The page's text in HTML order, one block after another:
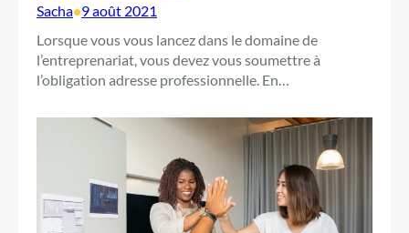
Sacha•9 août 2021
Lorsque vous vous lancez dans le domaine de
l’entreprenariat, vous devez vous soumettre à
l’obligation adresse professionnelle. En…